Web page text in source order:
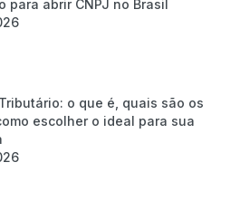
para abrir CNPJ no Brasil
o que é, quais são os
escolher o ideal para sua